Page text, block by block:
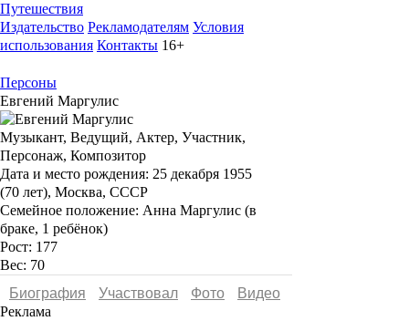
Путешествия
Издательство Рекламодателям Условия
использования Контакты 16+
Персоны
Евгений Маргулис
Музыкант, Ведущий, Актер, Участник,
Персонаж, Композитор
Дата и место рождения: 25 декабря 1955
(70 лет), Москва, СССР
Семейное положение: Анна Маргулис (в
браке, 1 ребёнок)
Рост: 177
Вес: 70
Биография
Участвовал Фото
Видеo
Реклама